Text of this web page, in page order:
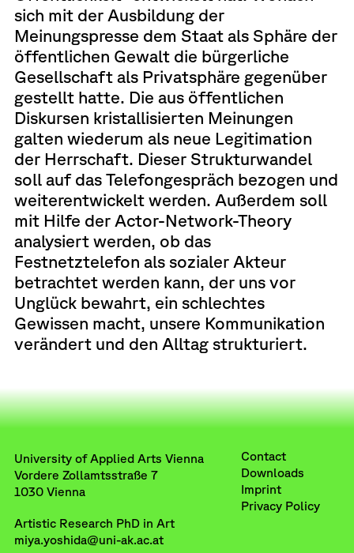
sich mit der Ausbildung der
Meinungspresse dem Staat als Sphäre der
öffentlichen Gewalt die bürgerliche
Gesellschaft als Privatsphäre gegenüber
gestellt hatte. Die aus öffentlichen
Diskursen kristallisierten Meinungen
galten wiederum als neue Legitimation
der Herrschaft. Dieser Strukturwandel
soll auf das Telefongespräch bezogen und
weiterentwickelt werden. Außerdem soll
mit Hilfe der Actor-Network-Theory
analysiert werden, ob das
Festnetztelefon als sozialer Akteur
betrachtet werden kann, der uns vor
Unglück bewahrt, ein schlechtes
Gewissen macht, unsere Kommunikation
verändert und den Alltag strukturiert.
University of Applied Arts Vienna
Vordere Zollamtsstraße 7
1030 Vienna
Artistic Research PhD in Art
miya.yoshida@uni-ak.ac.at
Contact
Downloads
Imprint
Privacy Policy